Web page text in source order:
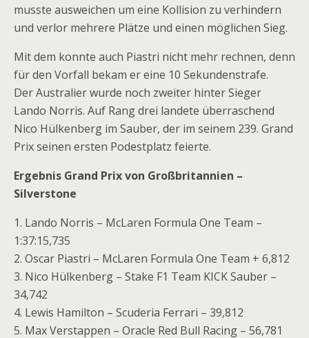
musste ausweichen um eine Kollision zu verhindern
und verlor mehrere Plätze und einen möglichen Sieg.
Mit dem konnte auch Piastri nicht mehr rechnen, denn
für den Vorfall bekam er eine 10 Sekundenstrafe.
Der Australier wurde noch zweiter hinter Sieger
Lando Norris. Auf Rang drei landete überraschend
Nico Hülkenberg im Sauber, der im seinem 239. Grand
Prix seinen ersten Podestplatz feierte.
Ergebnis Grand Prix von Großbritannien –
Silverstone
1. Lando Norris – McLaren Formula One Team –
1:37:15,735
2. Oscar Piastri – McLaren Formula One Team + 6,812
3. Nico Hülkenberg – Stake F1 Team KICK Sauber –
34,742
4. Lewis Hamilton – Scuderia Ferrari – 39,812
5. Max Verstappen – Oracle Red Bull Racing – 56,781